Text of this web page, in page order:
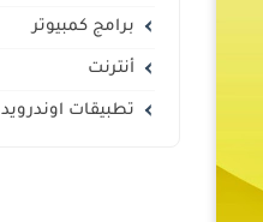
برامج كمبيوتر
أنترنت
تطبيقات اوندرويد